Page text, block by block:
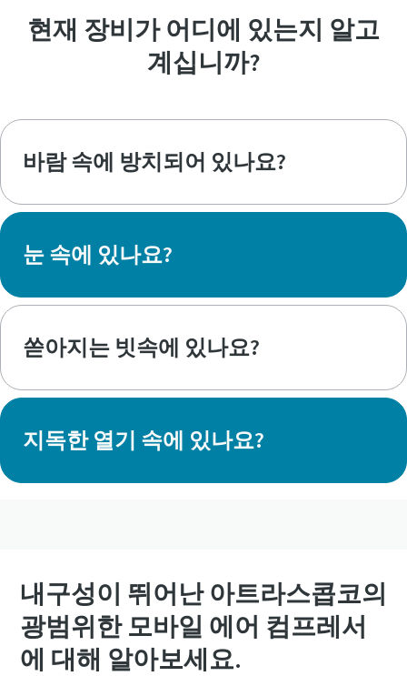
현재 장비가 어디에 있는지 알고
계십니까?
바람 속에 방치되어 있나요?
눈 속에 있나요?
쏟아지는 빗속에 있나요?
지독한 열기 속에 있나요?
내구성이 뛰어난 아트라스콥코의
광범위한 모바일 에어 컴프레서
에 대해 알아보세요.